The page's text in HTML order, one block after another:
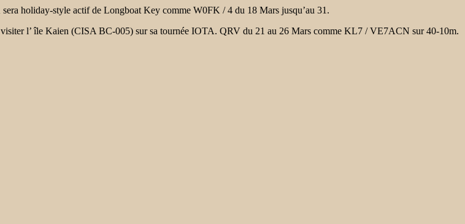
holiday-style actif de Longboat Key comme W0FK / 4 du 18 Mars jusqu’au 31.
l’île Kaien (CISA BC-005) sur sa tournée IOTA. QRV du 21 au 26 Mars comme KL7 / VE7ACN sur 40-10m.